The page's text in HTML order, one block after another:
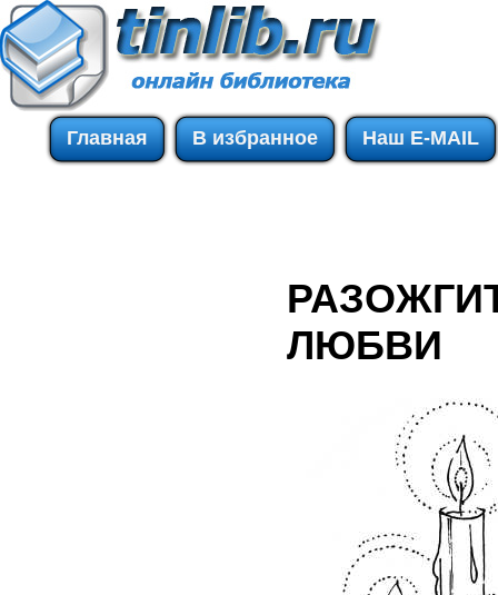
Главная В избранное Наш E-MAIL
ЛЮБВИ